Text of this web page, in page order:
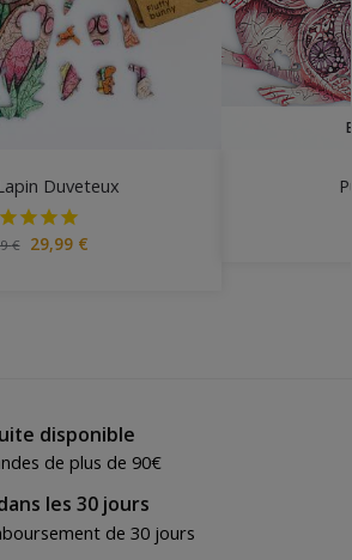
Duveteux
€ 29,99 €
disponible
de plus de 90€
les 30 jours
de 30 jours